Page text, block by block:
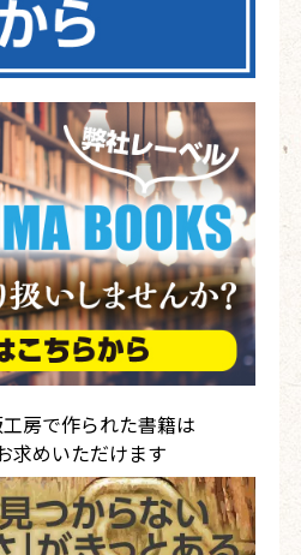
房で作られた書籍は
求めいただけます